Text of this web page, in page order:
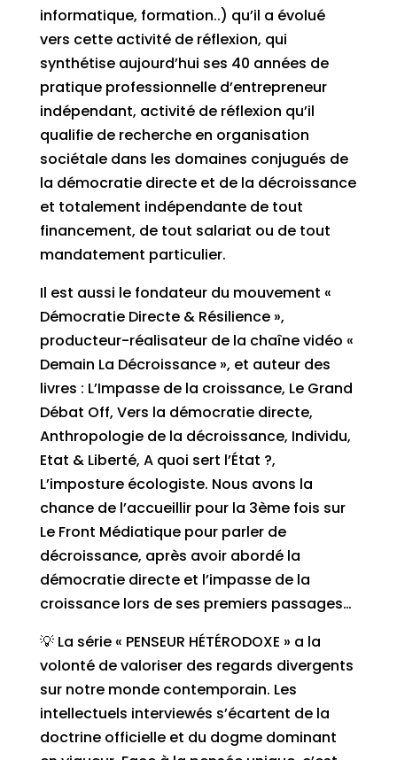
informatique, formation..) qu’il a évolué
vers cette activité de réflexion, qui
synthétise aujourd’hui ses 40 années de
pratique professionnelle d’entrepreneur
indépendant, activité de réflexion qu’il
qualifie de recherche en organisation
sociétale dans les domaines conjugués de
la démocratie directe et de la décroissance
et totalement indépendante de tout
financement, de tout salariat ou de tout
mandatement particulier.
Il est aussi le fondateur du mouvement «
Démocratie Directe & Résilience »,
producteur-réalisateur de la chaîne vidéo «
Demain La Décroissance », et auteur des
livres : L’Impasse de la croissance, Le Grand
Débat Off, Vers la démocratie directe,
Anthropologie de la décroissance, Individu,
Etat & Liberté, A quoi sert l’État ?,
L’imposture écologiste. Nous avons la
chance de l’accueillir pour la 3ème fois sur
Le Front Médiatique pour parler de
décroissance, après avoir abordé la
démocratie directe et l’impasse de la
croissance lors de ses premiers passages…
💡 La série « PENSEUR HÉTÉRODOXE » a la
volonté de valoriser des regards divergents
sur notre monde contemporain. Les
intellectuels interviewés s’écartent de la
doctrine officielle et du dogme dominant